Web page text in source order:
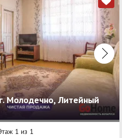
Молодечно, Литейный
1 из 1